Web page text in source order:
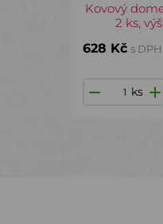
Kovový
2 ks,
628 Kč s DPH
ks